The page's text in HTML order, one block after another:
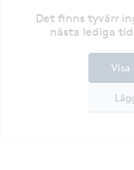
Det finns tyvärr
nästa lediga